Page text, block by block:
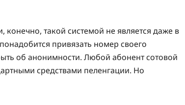
такой системой не является даже в
привязать номер своего
об анонимности. Любой абонент сотовой
средствами пеленгации. Но